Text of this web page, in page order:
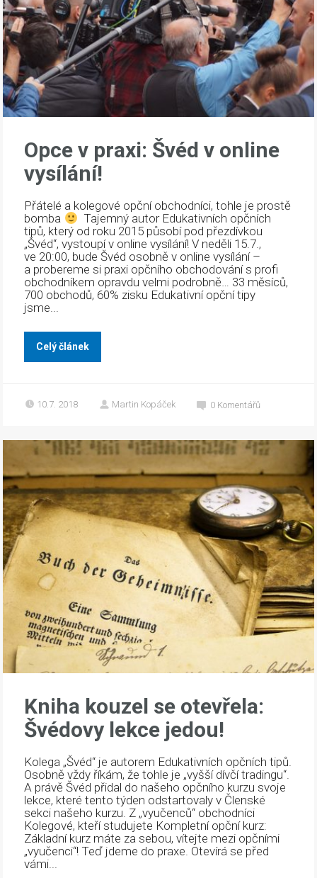
Opce v praxi: Švéd v online
vysílání!
Přátelé a kolegové opční obchodníci, tohle je prostě
bomba
Tajemný autor Edukativních opčních
tipů, který od roku 2015 působí pod přezdívkou
„Švéd“, vystoupí v online vysílání! V neděli 15.7.,
ve 20:00, bude Švéd osobně v online vysílání –
a probereme si praxi opčního obchodování s profi
obchodníkem opravdu velmi podrobně… 33 měsíců,
700 obchodů, 60% zisku Edukativní opční tipy
jsme...
Celý článek
10.7. 2018 Martin Kopáček 0 Komentářů
Kniha kouzel se otevřela:
Švédovy lekce jedou!
Kolega „Švéd“ je autorem Edukativních opčních tipů.
Osobně vždy říkám, že tohle je „vyšší dívčí tradingu“.
A právě Švéd přidal do našeho opčního kurzu svoje
lekce, které tento týden odstartovaly v Členské
sekci našeho kurzu. Z „vyučenců“ obchodníci
Kolegové, kteří studujete Kompletní opční kurz:
Základní kurz máte za sebou, vítejte mezi opčními
„vyučenci“! Teď jdeme do praxe. Otevírá se před
vámi...